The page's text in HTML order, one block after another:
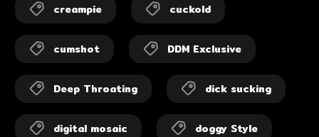
creampie cuckold
cumshot DDM Exclusive
Deep Throating dick sucking
digital mosaic doggy Style